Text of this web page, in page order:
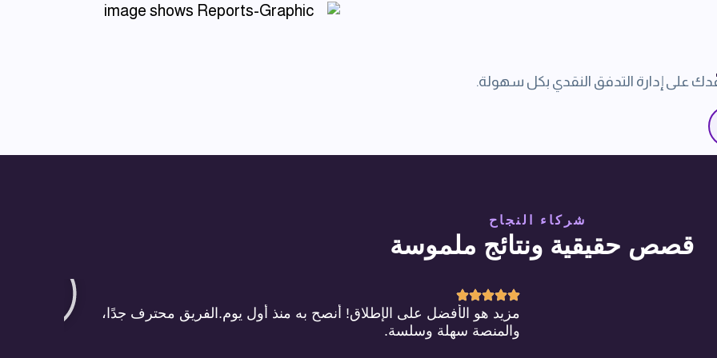
على إدارة التدفق النقدي بكل سهولة.
شركاء النجاح
قصص حقيقية ونتائج ملموسة
مزيد هو الأفضل على الإطلاق! أنصح به منذ أول يوم. الفريق محترف جدًا،
والمنصة سهلة وسلسة.